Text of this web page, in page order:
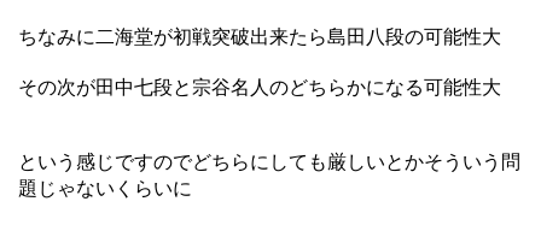
ちなみに二海堂が初戦突破出来たら島田八段の可能性大
その次が田中七段と宗谷名人のどちらかになる可能性大
という感じですのでどちらにしても厳しいとかそういう問
題じゃないくらいに